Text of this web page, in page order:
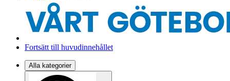
Fortsätt till huvudinnehållet
Alla kategorier